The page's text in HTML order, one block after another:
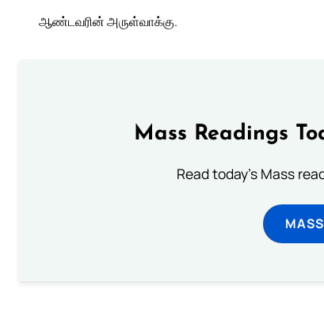
ஆண்டவரின் அருள்வாக்கு.
Mass Readings
Read today's Mass